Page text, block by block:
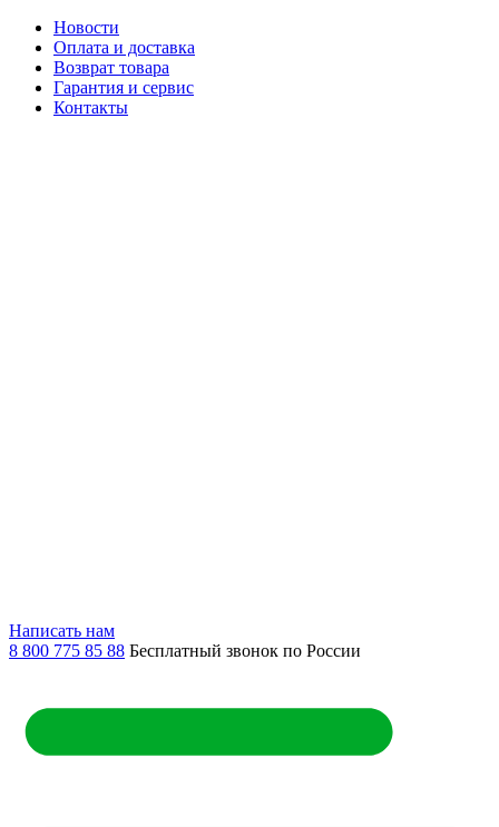
Новости
Оплата и доставка
Возврат товара
Гарантия и сервис
Контакты
Написать нам
8 800 775 85 88 Бесплатный звонок по России